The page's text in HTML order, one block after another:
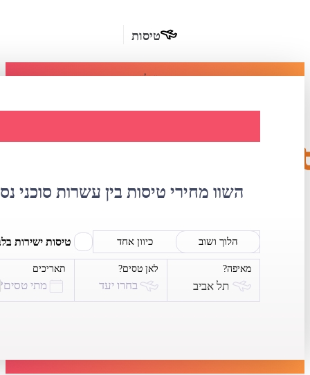
טיסות
מומלץ
בחו"ל
השכרת
רכב
השוו מחירי טיסות בין עשרות סוכני
הלוך ושוב כיוון אחד טיסות ישירות
מאיפה?
תל אביב
לאן טסים?
בחרו יעד
תאריכים
מתי